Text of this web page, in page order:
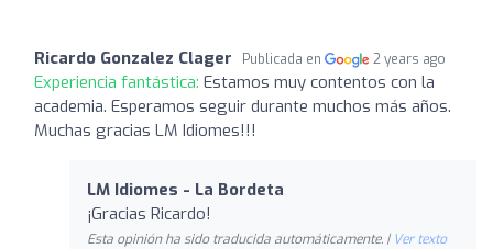
Ricardo Gonzalez Clager Publicada en 2 years ago
Experiencia fantástica: Estamos muy contentos con la
academia. Esperamos seguir durante muchos más años.
Muchas gracias LM Idiomes!!!
LM Idiomes - La Bordeta
¡Gracias Ricardo!
Esta opinión ha sido traducida automáticamente. | Ver texto